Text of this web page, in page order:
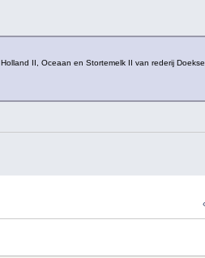
II, Oceaan en Stortemelk II van rederij